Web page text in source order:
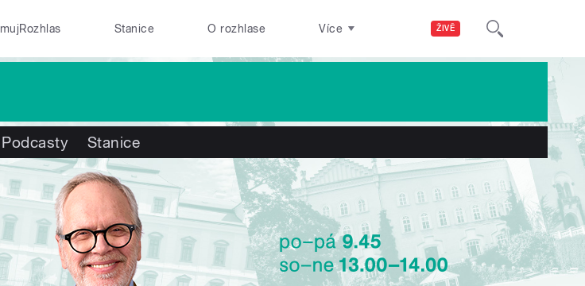
ŽIVĚ
mujRozhlas Stanice O rozhlase Více
Podcasty Stanice